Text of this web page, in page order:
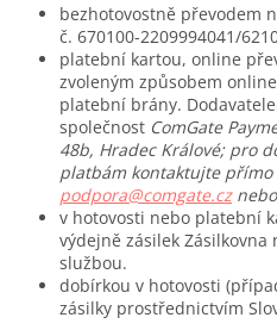
bezhotovostně převodem
č. 670100-2209994041/
platební kartou, online
zvoleným způsobem
platební brány.
společnost ComGate
48b, Hradec Králové; pro
platbám kontaktujte přímo
podpora@comgate.cznebo
v hotovosti nebo platební
výdejně zásilek
službou.
dobírkou v hotovosti
zásilky prostřednictvím